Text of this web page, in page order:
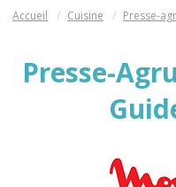
Accueil Cuisine Presse-
Presse-